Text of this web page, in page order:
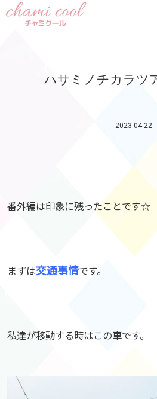
ハサミノチカラツ
2023.04.22
番外編は印象に残ったことです☆
まずは交通事情です。
私達が移動する時はこの車です。